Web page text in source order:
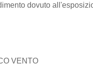
dovuto
VENTO